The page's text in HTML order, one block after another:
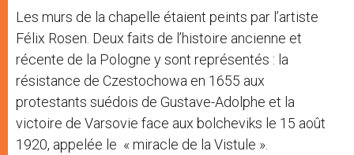
Les murs de la chapelle étaient peints par l’artiste
Félix Rosen. Deux faits de l’histoire ancienne et
récente de la Pologne y sont représentés : la
résistance de Czestochowa en 1655 aux
protestants suédois de Gustave-Adolphe et la
victoire de Varsovie face aux bolcheviks le 15 août
1920, appelée le « miracle de la Vistule ».